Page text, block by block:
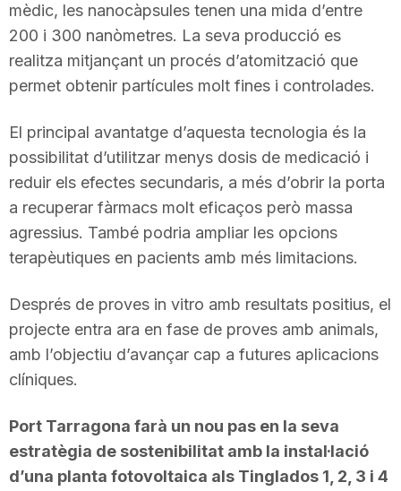
mèdic, les nanocàpsules tenen una mida d’entre
200 i 300 nanòmetres. La seva producció es
realitza mitjançant un procés d’atomització que
permet obtenir partícules molt fines i controlades.
El principal avantatge d’aquesta tecnologia és la
possibilitat d’utilitzar menys dosis de medicació i
reduir els efectes secundaris, a més d’obrir la porta
a recuperar fàrmacs molt eficaços però massa
agressius. També podria ampliar les opcions
terapèutiques en pacients amb més limitacions.
Després de proves in vitro amb resultats positius, el
projecte entra ara en fase de proves amb animals,
amb l’objectiu d’avançar cap a futures aplicacions
clíniques.
Port Tarragona farà un nou pas en la seva
estratègia de sostenibilitat amb la instal·lació
d’una planta fotovoltaica als Tinglados 1, 2, 3 i 4